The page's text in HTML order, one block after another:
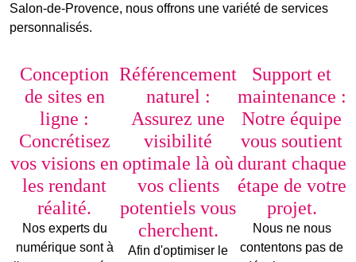
Salon-de-Provence, nous offrons une variété de services
personnalisés.
Conception
de sites en
ligne :
Concrétisez
vos visions en
les rendant
réalité.
Nos experts du
numérique sont à
Référencement
naturel :
Assurez une
visibilité
optimale là où
vos clients
potentiels vous
cherchent.
Afin d'optimiser le
Support et
maintenance :
Notre équipe
vous soutient
durant chaque
étape de votre
projet.
Nous ne nous
contentons pas de